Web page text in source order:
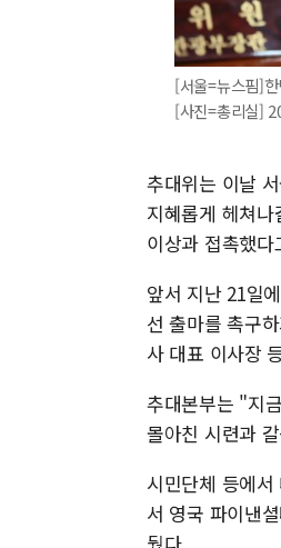
[서울=뉴스핌]
[사진=총리실]
추대위는 이날
지혜롭게 헤쳐
이상과 접촉했
앞서 지난 21일
선 출마를 촉구
사 대표 이사장
추대본부는 "지
몰아친 시련과
시민단체 등에
서 영국 파이낸